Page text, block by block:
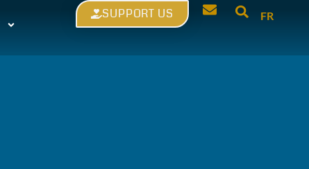
SUPPORT US FR